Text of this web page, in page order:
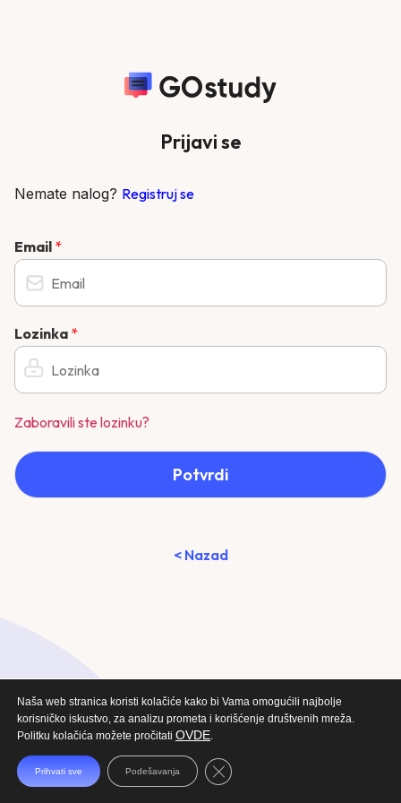
Prijavi se
Nemate nalog? Registruj se
Email *
Lozinka *
Zaboravili ste lozinku?
Potvrdi
< Nazad
Naša web stranica koristi kolačiće kako bi Vama omogućili najbolje
korisničko iskustvo, za analizu prometa i korišćenje društvenih mreža.
Politku kolačića možete pročitati OVDE.
Prihvati sve Podešavanja Close GDPR Cookie Banner